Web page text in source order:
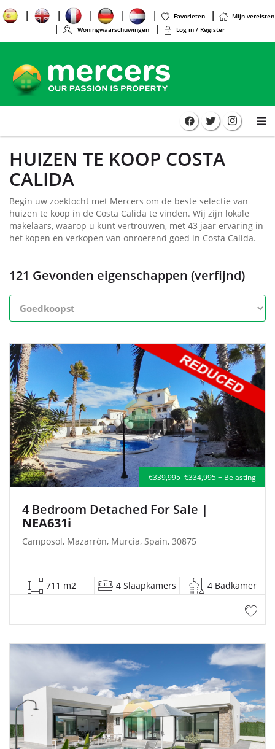
Favorieten
Mijn vereisten
Woningwaarschuwingen
Log in / Register
HUIZEN TE KOOP COSTA
CALIDA
Begin uw zoektocht met Mercers om de beste selectie van
huizen te koop in de Costa Calida te vinden. Wij zijn lokale
makelaars, waarop u kunt vertrouwen, met 43 jaar ervaring in
het kopen en verkopen van onroerend goed in Costa Calida.
121 Gevonden eigenschappen (verfijnd)
€339,995€334,995 + Belasting
4 Bedroom Detached For Sale |
NEA631i
Camposol, Mazarrón, Murcia, Spain, 30875
711 m2 4 Slaapkamers 4 Badkamer